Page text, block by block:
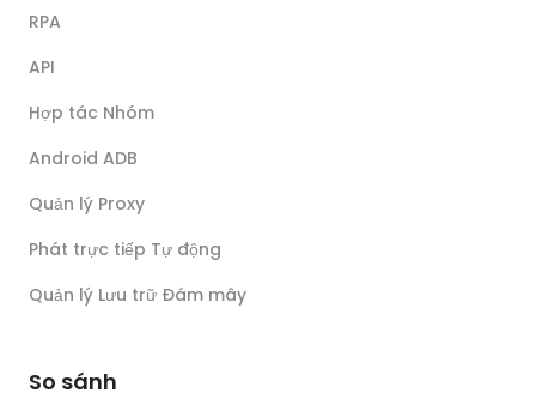
RPA
API
Hợp tác Nhóm
Android ADB
Quản lý Proxy
Phát trực tiếp Tự động
Quản lý Lưu trữ Đám mây
So sánh